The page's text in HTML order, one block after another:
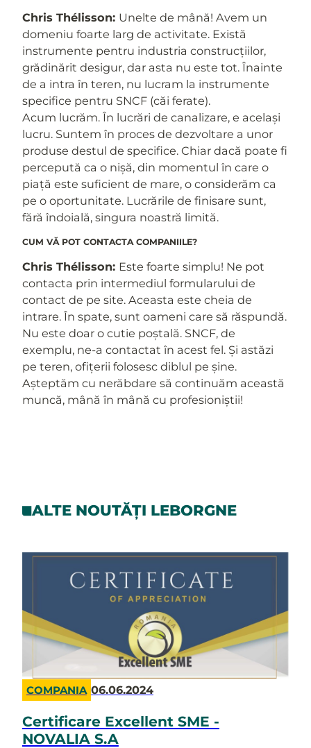
Chris Thélisson: Unelte de mână! Avem un
domeniu foarte larg de activitate. Există
instrumente pentru industria construcțiilor,
grădinărit desigur, dar asta nu este tot. Înainte
de a intra în teren, nu lucram la instrumente
specifice pentru SNCF (căi ferate).
Acum lucrăm. În lucrări de canalizare, e același
lucru. Suntem în proces de dezvoltare a unor
produse destul de specifice. Chiar dacă poate fi
percepută ca o nișă, din momentul în care o
piață este suficient de mare, o considerăm ca
pe o oportunitate. Lucrările de finisare sunt,
fără îndoială, singura noastră limită.
CUM VĂ POT CONTACTA COMPANIILE?
Chris Thélisson: Este foarte simplu! Ne pot
contacta prin intermediul formularului de
contact de pe site. Aceasta este cheia de
intrare. În spate, sunt oameni care să răspundă.
Nu este doar o cutie poștală. SNCF, de
exemplu, ne-a contactat în acest fel. Și astăzi
pe teren, ofițerii folosesc diblul pe șine.
Așteptăm cu nerăbdare să continuăm această
muncă, mână în mână cu profesioniștii!
ALTE NOUTĂȚI LEBORGNE
COMPANIA 06.06.2024
Certificare Excellent SME -
NOVALIA S.A